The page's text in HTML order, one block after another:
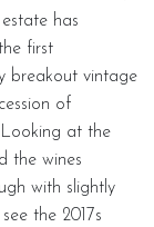
has
first
breakout vintage
of
at the
the wines
with slightly
the 2017s